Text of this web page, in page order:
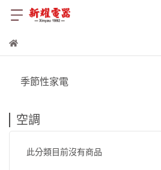
季節性家電
空調
此分類目前沒有商品